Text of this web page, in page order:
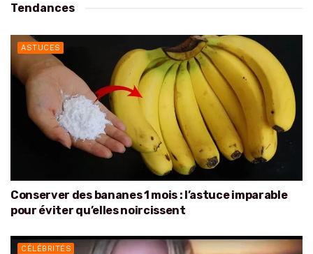
Tendances
ASTUCES
Conserver des bananes 1 mois : l’astuce imparable
pour éviter qu’elles noircissent
CÉLÉBRITÉS